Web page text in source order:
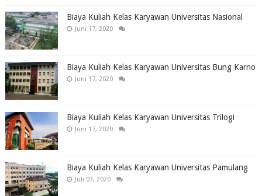
Biaya Kuliah Kelas Karyawan Universitas Nasional
Juni 17, 2020
Biaya Kuliah Kelas Karyawan Universitas Bung Karno
Juni 17, 2020
Biaya Kuliah Kelas Karyawan Universitas Trilogi
Juni 17, 2020
Biaya Kuliah Kelas Karyawan Universitas Pamulang
Juli 03, 2020